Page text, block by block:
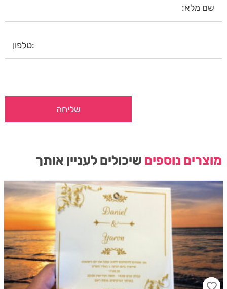
מוצרים נוספים שיכולים לעניין אותך